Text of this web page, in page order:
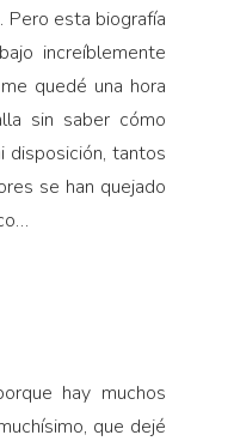
Pero esta biografía
increíblemente
quedé una hora
sin saber cómo
disposición, tantos
se han quejado
hay muchos
que dejé